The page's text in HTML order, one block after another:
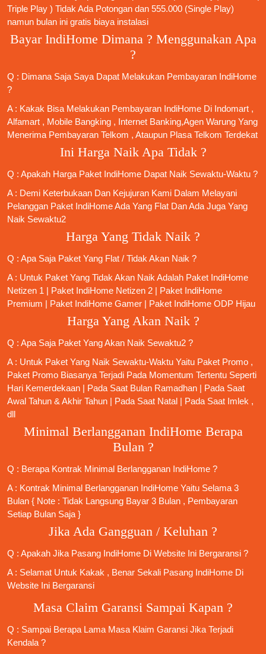
Triple Play ) Tidak Ada Potongan dan 555.000 (Single Play)
namun bulan ini gratis biaya instalasi
Bayar IndiHome Dimana ? Menggunakan Apa
?
Q : Dimana Saja Saya Dapat Melakukan Pembayaran IndiHome
?
A : Kakak Bisa Melakukan Pembayaran IndiHome Di Indomart ,
Alfamart , Mobile Bangking , Internet Banking,Agen Warung Yang
Menerima Pembayaran Telkom , Ataupun Plasa Telkom Terdekat
Ini Harga Naik Apa Tidak ?
Q : Apakah Harga Paket IndiHome Dapat Naik Sewaktu-Waktu ?
A : Demi Keterbukaan Dan Kejujuran Kami Dalam Melayani
Pelanggan Paket IndiHome Ada Yang Flat Dan Ada Juga Yang
Naik Sewaktu2
Harga Yang Tidak Naik ?
Q : Apa Saja Paket Yang Flat / Tidak Akan Naik ?
A : Untuk Paket Yang Tidak Akan Naik Adalah Paket IndiHome
Netizen 1 | Paket IndiHome Netizen 2 | Paket IndiHome
Premium | Paket IndiHome Gamer | Paket IndiHome ODP Hijau
Harga Yang Akan Naik ?
Q : Apa Saja Paket Yang Akan Naik Sewaktu2 ?
A : Untuk Paket Yang Naik Sewaktu-Waktu Yaitu Paket Promo ,
Paket Promo Biasanya Terjadi Pada Momentum Tertentu Seperti
Hari Kemerdekaan | Pada Saat Bulan Ramadhan | Pada Saat
Awal Tahun & Akhir Tahun | Pada Saat Natal | Pada Saat Imlek ,
dll
Minimal Berlangganan IndiHome Berapa
Bulan ?
Q : Berapa Kontrak Minimal Berlangganan IndiHome ?
A : Kontrak Minimal Berlangganan IndiHome Yaitu Selama 3
Bulan { Note : Tidak Langsung Bayar 3 Bulan , Pembayaran
Setiap Bulan Saja }
Jika Ada Gangguan / Keluhan ?
Q : Apakah Jika Pasang IndiHome Di Website Ini Bergaransi ?
A : Selamat Untuk Kakak , Benar Sekali Pasang IndiHome Di
Website Ini Bergaransi
Masa Claim Garansi Sampai Kapan ?
Q : Sampai Berapa Lama Masa Klaim Garansi Jika Terjadi
Kendala ?